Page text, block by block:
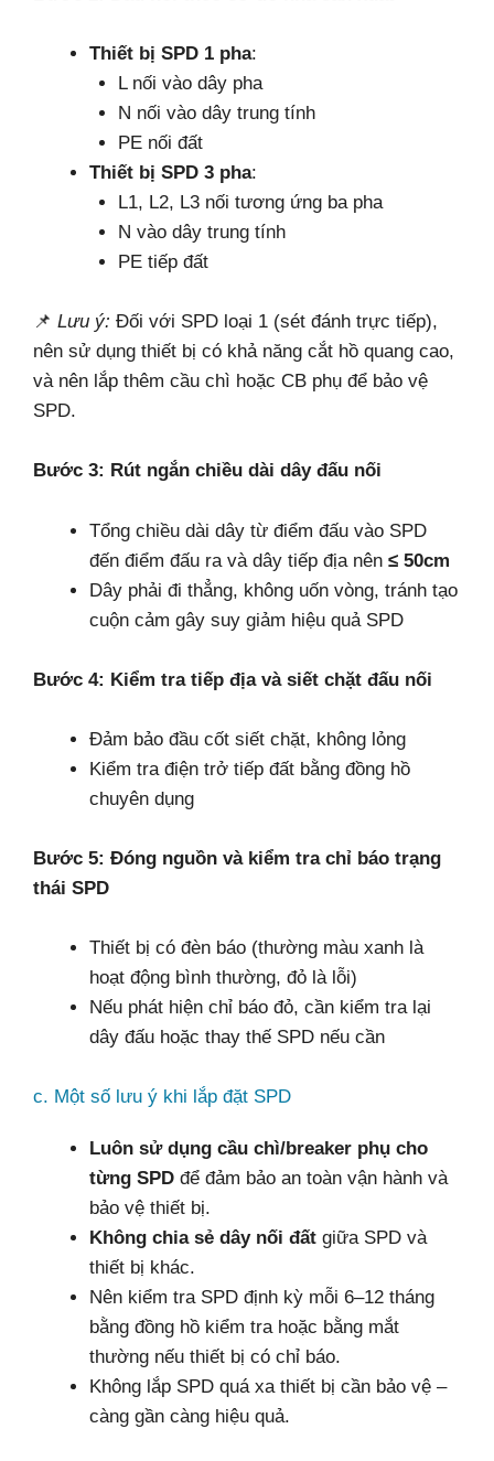
Thiết bị SPD 1 pha:
L nối vào dây pha
N nối vào dây trung tính
PE nối đất
Thiết bị SPD 3 pha:
L1, L2, L3 nối tương ứng ba pha
N vào dây trung tính
PE tiếp đất
📌 Lưu ý: Đối với SPD loại 1 (sét đánh trực tiếp),
nên sử dụng thiết bị có khả năng cắt hồ quang cao,
và nên lắp thêm cầu chì hoặc CB phụ để bảo vệ
SPD.
Bước 3: Rút ngắn chiều dài dây đấu nối
Tổng chiều dài dây từ điểm đấu vào SPD
đến điểm đấu ra và dây tiếp địa nên ≤ 50cm
Dây phải đi thẳng, không uốn vòng, tránh tạo
cuộn cảm gây suy giảm hiệu quả SPD
Bước 4: Kiểm tra tiếp địa và siết chặt đấu nối
Đảm bảo đầu cốt siết chặt, không lỏng
Kiểm tra điện trở tiếp đất bằng đồng hồ
chuyên dụng
Bước 5: Đóng nguồn và kiểm tra chỉ báo trạng
thái SPD
Thiết bị có đèn báo (thường màu xanh là
hoạt động bình thường, đỏ là lỗi)
Nếu phát hiện chỉ báo đỏ, cần kiểm tra lại
dây đấu hoặc thay thế SPD nếu cần
c. Một số lưu ý khi lắp đặt SPD
Luôn sử dụng cầu chì/breaker phụ cho
từng SPD để đảm bảo an toàn vận hành và
bảo vệ thiết bị.
Không chia sẻ dây nối đất giữa SPD và
thiết bị khác.
Nên kiểm tra SPD định kỳ mỗi 6–12 tháng
bằng đồng hồ kiểm tra hoặc bằng mắt
thường nếu thiết bị có chỉ báo.
Không lắp SPD quá xa thiết bị cần bảo vệ –
càng gần càng hiệu quả.